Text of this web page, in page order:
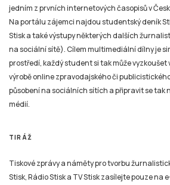
jedním z prvních internetových časopisů v
Na portálu zájemci najdou studentský deník
Stisk a také výstupy některých dalších
na sociální sítě). Cílem multimediální dílny je
prostředí, každý student si tak může vyzkoušet
výrobě online zpravodajského či
působení na sociálních sítích a připravit se tak
médií.
TIRÁŽ
Tiskové zprávy a náměty pro tvorbu
Stisk, Rádio Stisk a TV Stisk zasílejte pouze na